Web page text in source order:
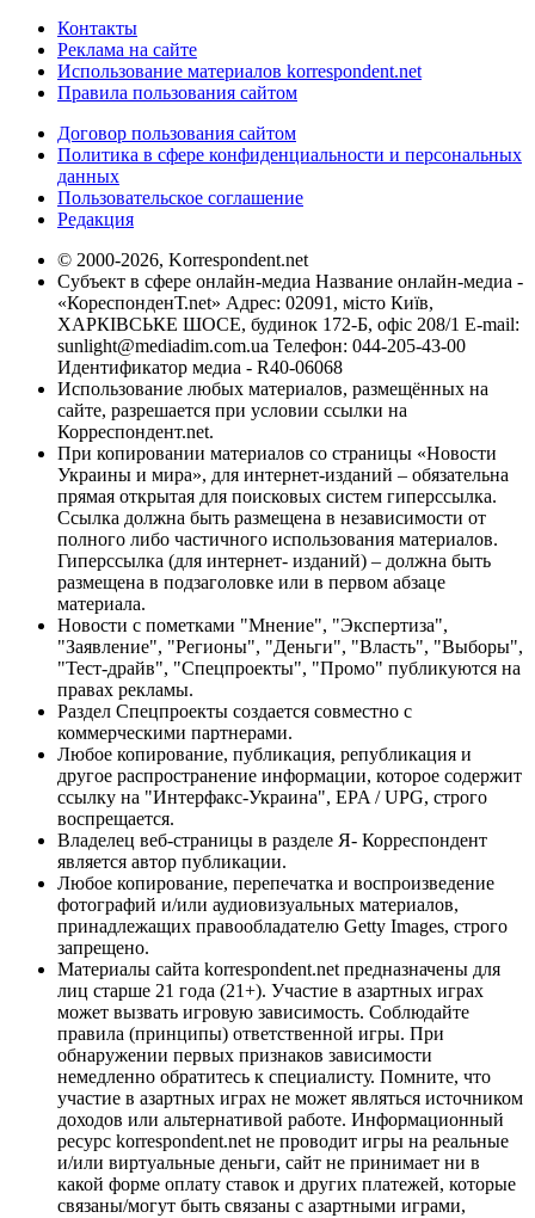
Контакты
Реклама на сайте
Использование материалов korrespondent.net
Правила пользования сайтом
Договор пользования сайтом
Политика в сфере конфиденциальности и персональных
данных
Пользовательское соглашение
Редакция
© 2000-2026, Korrespondent.net
Субъект в сфере онлайн-медиа Название онлайн-медиа -
«КореспонденТ.net» Адрес: 02091, місто Київ,
ХАРКІВСЬКЕ ШОСЕ, будинок 172-Б, офіс 208/1 E-mail:
sunlight@mediadim.com.ua Телефон: 044-205-43-00
Идентификатор медиа - R40-06068
Использование любых материалов, размещённых на
сайте, разрешается при условии ссылки на
Корреспондент.net.
При копировании материалов со страницы «Новости
Украины и мира», для интернет-изданий – обязательна
прямая открытая для поисковых систем гиперссылка.
Ссылка должна быть размещена в независимости от
полного либо частичного использования материалов.
Гиперссылка (для интернет- изданий) – должна быть
размещена в подзаголовке или в первом абзаце
материала.
Новости с пометками "Мнение", "Экспертиза",
"Заявление", "Регионы", "Деньги", "Власть", "Выборы",
"Тест-драйв", "Спецпроекты", "Промо" публикуются на
правах рекламы.
Раздел Спецпроекты создается совместно с
коммерческими партнерами.
Любое копирование, публикация, републикация и
другое распространение информации, которое содержит
ссылку на "Интерфакс-Украина", EPA / UPG, строго
воспрещается.
Владелец веб-страницы в разделе Я- Корреспондент
является автор публикации.
Любое копирование, перепечатка и воспроизведение
фотографий и/или аудиовизуальных материалов,
принадлежащих правообладателю Getty Images, строго
запрещено.
Материалы сайта korrespondent.net предназначены для
лиц старше 21 года (21+). Участие в азартных играх
может вызвать игровую зависимость. Соблюдайте
правила (принципы) ответственной игры. При
обнаружении первых признаков зависимости
немедленно обратитесь к специалисту. Помните, что
участие в азартных играх не может являться источником
доходов или альтернативой работе. Информационный
ресурс korrespondent.net не проводит игры на реальные
и/или виртуальные деньги, сайт не принимает ни в
какой форме оплату ставок и других платежей, которые
связаны/могут быть связаны с азартными играми,